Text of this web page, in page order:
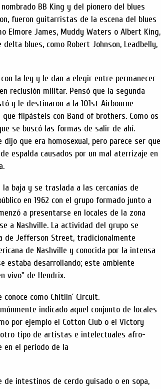
BB King y del pionero del blues
fueron guitarristas de la escena del blues
Elmore James, Muddy Waters o Albert King,
blues, como Robert Johnson, Leadbelly,
la ley y le dan a elegir entre permanecer
reclusión militar. Pensó que la segunda
y le destinaron a la 101st Airbourne
flipásteis con Band of brothers. Como os
se buscó las formas de salir de ahí.
que era homosexual, pero parece ser que
espalda causados por un mal aterrizaje en
baja y se traslada a las cercanías de
en 1962 con el grupo formado junto a
a presentarse en locales de la zona
a Nashville. La actividad del grupo se
de Jefferson Street, tradicionalmente
de Nashville y conocida por la intensa
estaba desarrollando; este ambiente
vivo" de Hendrix.
como Chitlin´ Circuit.
indicado aquel conjunto de locales
por ejemplo el Cotton Club o el Victory
tipo de artistas e intelectuales afro-
en el periodo de la
intestinos de cerdo guisado o en sopa,